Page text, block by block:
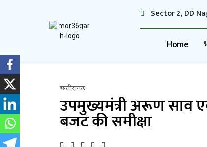
Sector 2, DD
Home
छत्तीसगढ़
उपमुख्यमंत्री अरूण साव
बजट की समीक्षा